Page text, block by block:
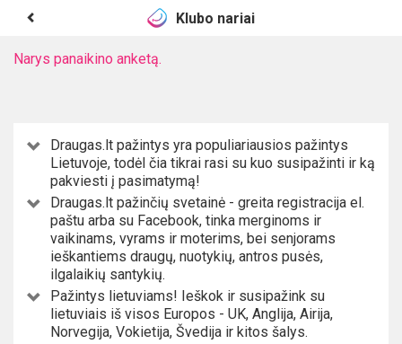
Klubo nariai
Narys panaikino anketą.
Draugas.lt pažintys yra populiariausios pažintys
Lietuvoje, todėl čia tikrai rasi su kuo susipažinti ir ką
pakviesti į pasimatymą!
Draugas.lt pažinčių svetainė - greita registracija el.
paštu arba su Facebook, tinka merginoms ir
vaikinams, vyrams ir moterims, bei senjorams
ieškantiems draugų, nuotykių, antros pusės,
ilgalaikių santykių.
Pažintys lietuviams! Ieškok ir susipažink su
lietuviais iš visos Europos - UK, Anglija, Airija,
Norvegija, Vokietija, Švedija ir kitos šalys.